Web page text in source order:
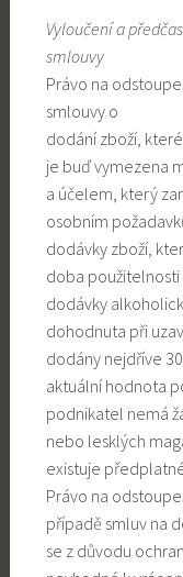
Vyloučení a
smlouvy
Právo na
smlouvy o
dodání zboží,
je buď vymezena
a účelem, který
osobním
dodávky zboží,
doba
dodávky
dohodnuta při
dodány nejdříve
aktuální hodnota
podnikatel nemá
nebo lesklých
existuje
Právo na
případě smluv na
se z důvodu